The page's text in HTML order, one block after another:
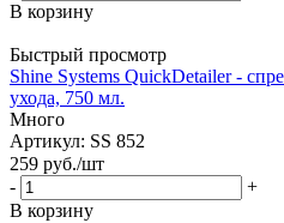
В корзину
Быстрый просмотр
Shine Systems QuickDetailer -
ухода, 750 мл.
Много
Артикул: SS 852
259 руб./шт
-
+
В корзину